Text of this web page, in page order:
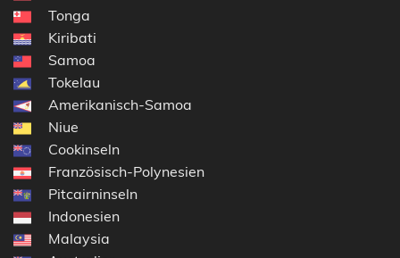
Tonga
Kiribati
Samoa
Tokelau
Amerikanisch-Samoa
Niue
Cookinseln
Französisch-Polynesien
Pitcairninseln
Indonesien
Malaysia